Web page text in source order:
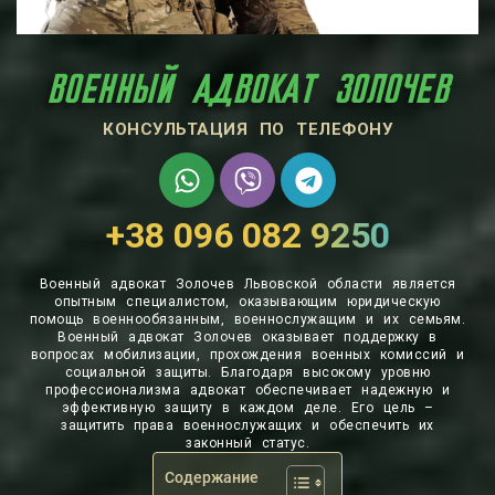
‎ВОЕННЫЙ АДВОКАТ ЗОЛОЧЕВ
КОНСУЛЬТАЦИЯ ПО ТЕЛЕФОНУ
+38 096 082 9250
‎Военный адвокат Золочев Львовской области является
опытным специалистом, оказывающим юридическую
помощь военнообязанным, военнослужащим и их семьям.
‎Военный адвокат Золочев оказывает поддержку в
вопросах мобилизации, прохождения военных комиссий и
социальной защиты. Благодаря высокому уровню
профессионализма адвокат обеспечивает надежную и
эффективную защиту в каждом деле. Его цель –
защитить права военнослужащих и обеспечить их
законный статус.
Содержание